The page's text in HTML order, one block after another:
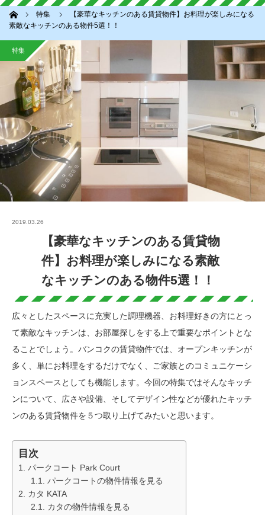
ホーム 特集
【豪華なキッチンのある賃貸物件】お料理が楽しみになる
素敵なキッチンのある物件5選！！
特集
2019.03.26
【豪華なキッチンのある賃貸物
件】お料理が楽しみになる素敵
なキッチンのある物件5選！！
広々としたスペースに充実した調理機器、お料理好きの方にとっ
て素敵なキッチンは、お部屋探しをする上で重要なポイントとな
ることでしょう。バンコクの賃貸物件では、オープンキッチンが
多く、単にお料理をするだけでなく、ご家族とのコミュニケーシ
ョンスペースとしても機能します。今回の特集ではそんなキッチ
ンについて、広さや設備、そしてデザイン性などが優れたキッチ
ンのある賃貸物件を５つ取り上げてみたいと思います。
目次
パークコート Park Court
パークコートの物件情報を見る
カタ KATA
カタの物件情報を見る